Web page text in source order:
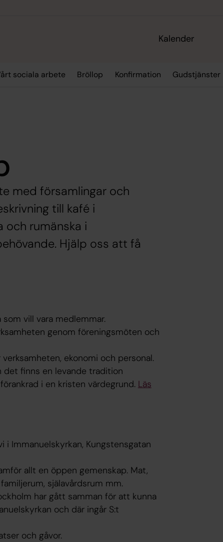
Kalender
sociala arbete Bröllop Konfirmation Gudstjänster
med församlingar och
till kafé i
och rumänska i
Hjälp oss att få
vill vara medlemmar.
genom föreningsmöten och
ekonomi och personal.
det finns en levande tradition
i en kristen värdegrund. Läs
i Immanuelskyrkan, Kungstensgatan
allt en öppen gemenskap. Mat,
själavårdsrum mm.
har gått samman för att kunna
och där ingår S:t
och gåvor.